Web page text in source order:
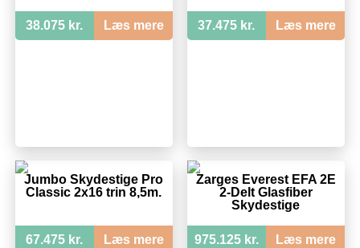
38.075 kr. Læs mere 37.475 kr. Læs mere
Jumbo Skydestige Pro
Classic 2x16 trin 8,5m.
67.475 kr. Læs mere
Zarges Everest EFA 2E
2-Delt Glasfiber
Skydestige
975.125 kr. Læs mere